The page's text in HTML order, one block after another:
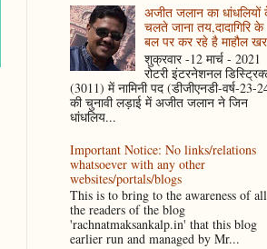
अजीत जलान का धांधलियों
चलते जाना तय,दादागिरि के
बल पर कर रहे है माहौल
शुक्रवार -12 मार्च - 2021
रोटरी इंटरनेशनल
(3011) में नामिनी पद (डीजीएनडी-वर्ष-23-
की चुनावी लड़ाई में अजीत जलान ने जिन
धांधलिय...
Important Notice: No links/relations
whatsoever with any other
websites/portals/blogs
This is to bring to the awareness of all
the readers of the blog
'rachnatmaksankalp.in' that this blog
earlier run and managed by Mr...